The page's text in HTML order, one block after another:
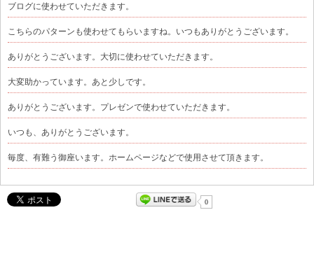
ブログに使わせていただきます。
こちらのパターンも使わせてもらいますね。いつもありがとうございます。
ありがとうございます。大切に使わせていただきます。
大変助かっています。あと少しです。
ありがとうございます。プレゼンで使わせていただきます。
いつも、ありがとうございます。
毎度、有難う御座います。ホームページなどで使用させて頂きます。
0